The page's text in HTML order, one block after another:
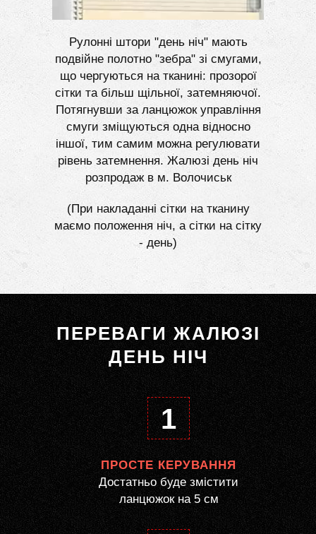
Рулонні штори "день ніч" мають
подвійне полотно "зебра" зі смугами,
що чергуються на тканині: прозорої
сітки та більш щільної, затемняючої.
Потягнувши за ланцюжок управління
смуги зміщуються одна відносно
іншої, тим самим можна регулювати
рівень затемнення. Жалюзі день ніч
розпродаж в м. Волочиськ
(При накладанні сітки на тканину
маємо положення ніч, а сітки на сітку
- день)
ПЕРЕВАГИ ЖАЛЮЗІ
ДЕНЬ НІЧ
1
ПРОСТЕ КЕРУВАННЯ
Достатньо буде змістити
ланцюжок на 5 см